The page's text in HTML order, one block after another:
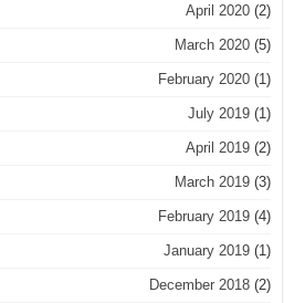
April 2020(2)
March 2020(5)
February 2020(1)
July 2019(1)
April 2019(2)
March 2019(3)
February 2019(4)
January 2019(1)
December 2018(2)